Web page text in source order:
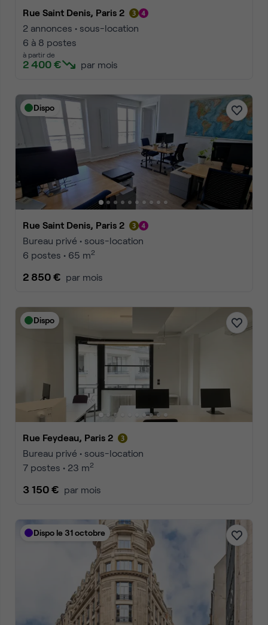
Rue Saint Denis, Paris 2
2 annonces • sous-location
6 à 8 postes
à partir de
2 400 € par mois
Dispo
Rue Saint Denis, Paris 2
Bureau privé • sous-location
6 postes • 65 m2
2 850 € par mois
Dispo
Rue Feydeau, Paris 2
Bureau privé • sous-location
7 postes • 23 m2
3 150 € par mois
Dispo le 31 octobre